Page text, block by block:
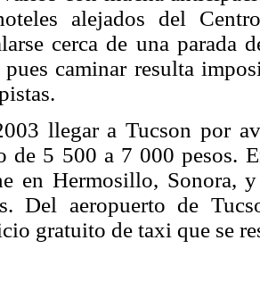
alejados del
cerca de una parada
caminar resulta
llegar a Tucson por
de 5 500 a 7 000 pesos.
en Hermosillo, Sonora,
Del aeropuerto de
gratuito de taxi que se